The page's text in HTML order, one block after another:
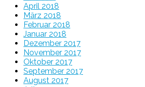
April 2018
März 2018
Februar 2018
Januar 2018
Dezember 2017
November 2017
Oktober 2017
September 2017
August 2017